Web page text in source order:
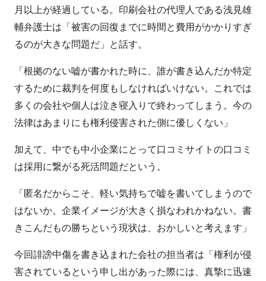
月以上が経過している。印刷会社の代理人である浅見雄
輔弁護士は「被害の回復までに時間と費用がかかりすぎ
るのが大きな問題だ」と話す。
「根拠のない嘘が書かれた時に、誰が書き込んだか特定
するために裁判を何度もしなければいけない。これでは
多くの会社や個人は泣き寝入りで終わってしまう。今の
法律はあまりにも権利侵害された側に優しくない」
加えて、中でも中小企業にとって口コミサイトの口コミ
は採用に繋がる死活問題だという。
「匿名だからこそ、軽い気持ちで嘘を書いてしまうので
はないか。企業イメージが大きく損なわれかねない。書
きこんだもの勝ちという現状は、おかしいと考えます」
今回誹謗中傷を書き込まれた会社の担当者は「権利が侵
害されているという申し出があった際には、真摯に迅速